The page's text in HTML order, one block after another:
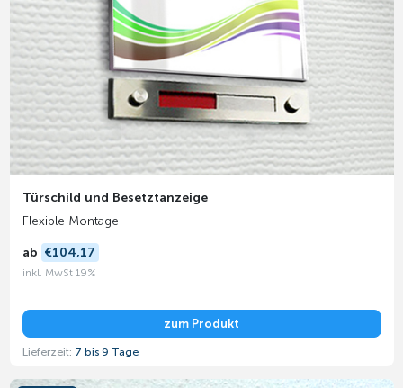
Türschild und Besetztanzeige
Flexible Montage
ab €104,17
inkl. MwSt 19%
zum Produkt
Lieferzeit: 7 bis 9 Tage